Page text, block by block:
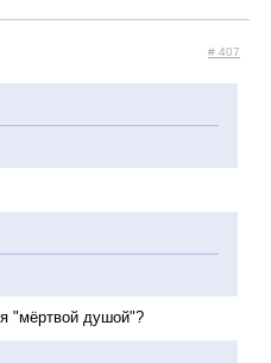
# 407
"мёртвой душой"?